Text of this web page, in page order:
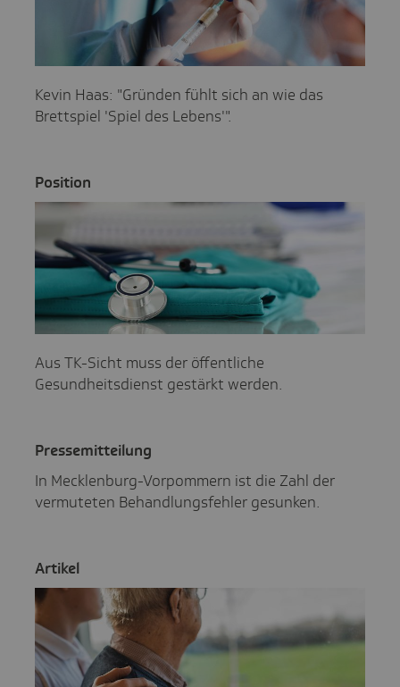
Kevin Haas: "Gründen fühlt sich an wie das
Brettspiel 'Spiel des Lebens'".
Posi­tion
Aus TK-Sicht muss der öffentliche
Gesundheitsdienst gestärkt werden.
Pres­se­mit­tei­lung
In Mecklenburg-Vorpommern ist die Zahl der
vermuteten Behandlungsfehler gesunken.
Artikel